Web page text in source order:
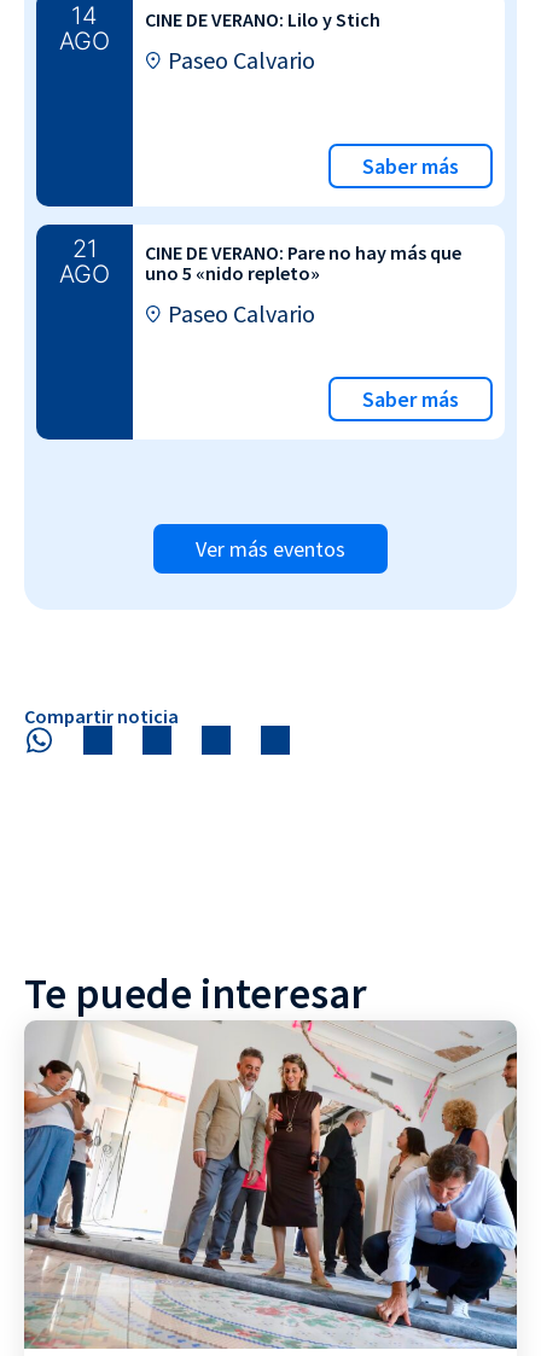
14
AGO
CINE DE VERANO: Lilo y Stich
Paseo Calvario
Saber más
21
AGO
CINE DE VERANO: Pare no hay más que
uno 5 «nido repleto»
Paseo Calvario
Saber más
Ver más eventos
Compartir noticia
Te puede interesar